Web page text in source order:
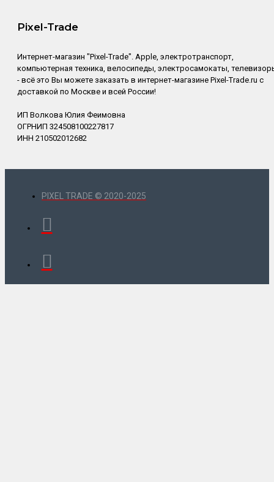
Pixel-Trade
Интернет-магазин "Pixel-Trade". Apple, электротранспорт,
компьютерная техника, велосипеды, электросамокаты,
- всё это Вы можете заказать в интернет-магазине Pixel-Trade.ru с
доставкой по Москве и всей России!
ИП Волкова Юлия Феимовна
ОГРНИП 324508100227817
ИНН 210502012682
PIXEL TRADE © 2020-2025